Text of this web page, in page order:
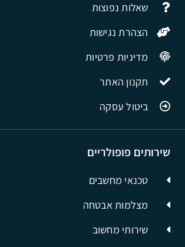
שירותים פופולריים
טכנאי מחשבים
מצלמות אבטחה
שירותי מחשוב
שאלות נפוצות
הצהרת נגישות
מדיניות פרטיות
תקנון האתר
ביטול עסקה